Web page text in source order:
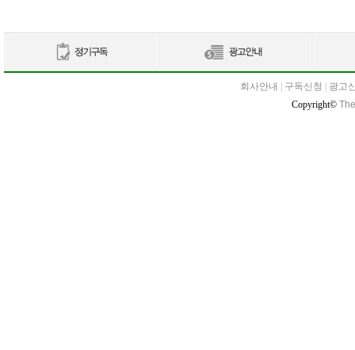
회사안내 구독신청
광고
Copyright©